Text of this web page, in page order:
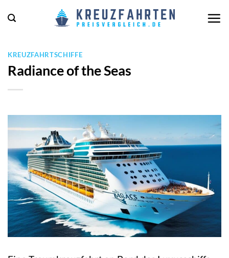
Inhalt
KREUZFAHRTSCHIFFE
Radiance of the Seas